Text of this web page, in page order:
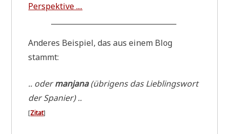
Perspektive ....
Ande­res Bei­spiel, das aus einem Blog
stammt:
.. oderman­ja­na(übri­gens das Lieb­lings­wort
der Spanier) ..
[Zitat]